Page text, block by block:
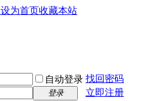
设为首页收藏本站
自动登录 找回密码
登录
立即注册